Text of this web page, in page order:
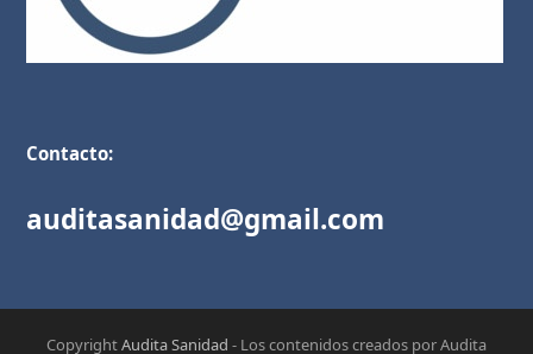
Contacto:
auditasanidad@gmail.com
CopyrightAudita Sanidad - Los contenidos creados por Audita